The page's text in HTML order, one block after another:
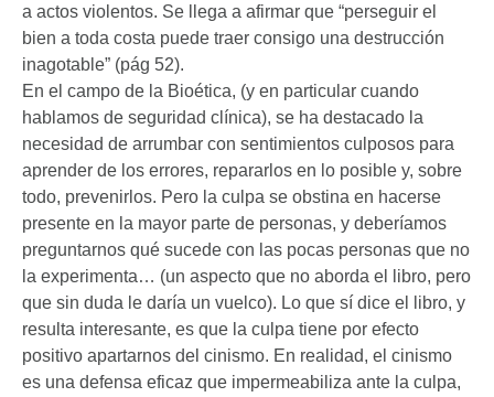
a actos violentos. Se llega a afirmar que “perseguir el
bien a toda costa puede traer consigo una destrucción
inagotable” (pág 52).
En el campo de la Bioética, (y en particular cuando
hablamos de seguridad clínica), se ha destacado la
necesidad de arrumbar con sentimientos culposos para
aprender de los errores, repararlos en lo posible y, sobre
todo, prevenirlos. Pero la culpa se obstina en hacerse
presente en la mayor parte de personas, y deberíamos
preguntarnos qué sucede con las pocas personas que no
la experimenta… (un aspecto que no aborda el libro, pero
que sin duda le daría un vuelco). Lo que sí dice el libro, y
resulta interesante, es que la culpa tiene por efecto
positivo apartarnos del cinismo. En realidad, el cinismo
es una defensa eficaz que impermeabiliza ante la culpa,